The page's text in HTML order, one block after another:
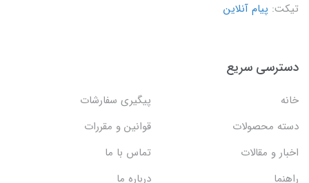
تیکت: پیام آنلاین
دسترسی سریع
خانه
پیگیری سفارشات
دسته محصولات
قوانین و مقررات
اخبار و مقالات
تماس با ما
راهنما
درباره ما